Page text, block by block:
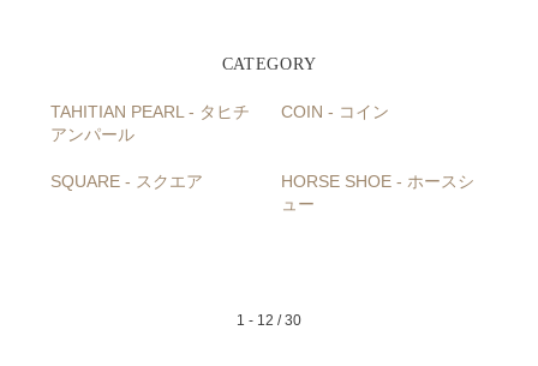
TAHITIAN PEARL - タヒチ
アンパール
COIN - コイン
SQUARE - スクエア
HORSE SHOE - ホースシ
ュー
1 - 12 / 30